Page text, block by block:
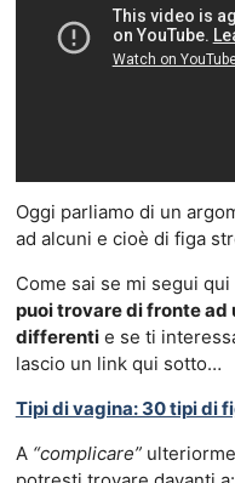
Oggi parliamo di un
ad alcuni e cioè di figa
Come sai se mi segui
puoi trovare di fronte ad
differentie se ti
lascio un link qui sotto…
Tipi di vagina: 30 tipi di
A “complicare”